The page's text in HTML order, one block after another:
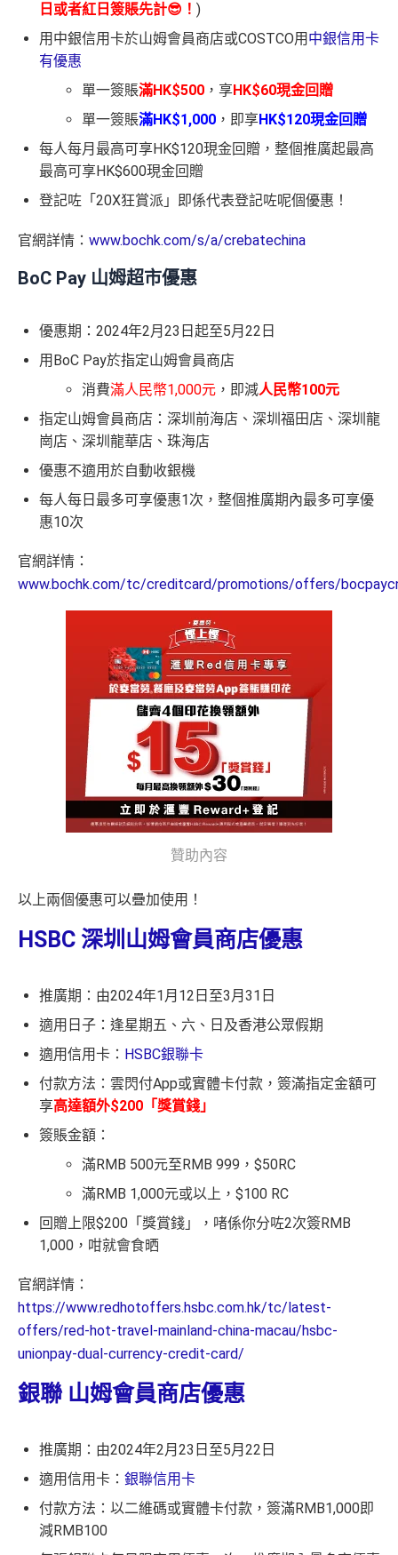
日或者紅日簽賬先計😎！ )
用中銀信用卡於山姆會員商店或COSTCO用 中銀信用卡
有優惠
單一簽賬滿HK$500 ，享HK$60現金回贈
單一簽賬滿HK$1,000 ，即享HK$120現金回贈
每人每月最高可享HK$120現金回贈，整個推廣起最高
最高可享HK$600現金回贈
登記咗「20X狂賞派」即係代表登記咗呢個優惠！
官網詳情： www.bochk.com/s/a/crebatechina
BoC Pay 山姆超市優惠
優惠期：2024年2月23日起至5月22日
用BoC Pay於指定山姆會員商店
消費滿人民幣1,000元 ，即減人民幣100元
指定山姆會員商店：深圳前海店、深圳福田店、深圳龍
崗店、深圳龍華店、珠海店
優惠不適用於自動收銀機
每人每日最多可享優惠1次，整個推廣期內最多可享優
惠10次
官網詳情：
www.bochk.com/tc/creditcard/promotions/offers/
贊助內容
以上兩個優惠可以疊加使用！
HSBC 深圳山姆會員商店優惠
推廣期：由2024年1月12日至3月31日
適用日子：逢星期五、六、日及香港公眾假期
適用信用卡： HSBC銀聯卡
付款方法：雲閃付App或實體卡付款，簽滿指定金額可
享高達額外$200「獎賞錢」
簽賬金額：
滿RMB 500元至RMB 999，$50RC
滿RMB 1,000元或以上，$100 RC
回贈上限$200「獎賞錢」，啫係你分咗2次簽RMB
1,000，咁就會食晒
官網詳情：
https://www.redhotoffers.hsbc.com.hk/tc/latest-
offers/red-hot-travel-mainland-china-macau/hsbc-
unionpay-dual-currency-credit-card/
銀聯 山姆會員商店優惠
推廣期：由2024年2月23日至5月22日
適用信用卡： 銀聯信用卡
付款方法：以二維碼或實體卡付款，簽滿RMB1,000即
減RMB100